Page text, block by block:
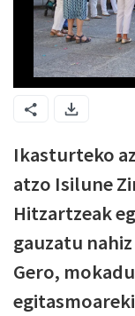
Ikasturteko
atzo Isilune
Hitzartzeak
gauzatu
Gero,